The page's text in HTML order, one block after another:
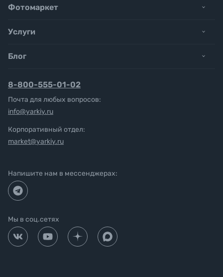
Фотомаркет
Услуги
Блог
8-800-555-01-02
Почта для любых вопросов:
info@yarkiy.ru
Корпоративный отдел:
market@yarkiy.ru
Напишите нам в мессенджерах:
Мы в соц.сетях